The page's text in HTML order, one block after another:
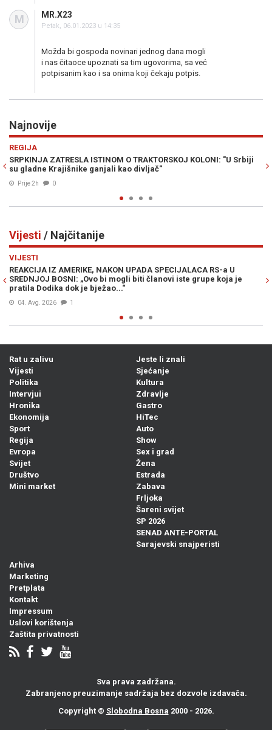
M MR.X23
Petak, 06.01.2023 u 14:35
Možda bi gospoda novinari jednog dana mogli
i nas čitaoce upoznati sa tim ugovorima, sa već
potpisanim kao i sa onima koji čekaju potpis.
Najnovije
Srbiji
RAT U ZALIVU
NUKLEARNA OPCIJA NA STOLU: Wilkerson upozorava na
katastrofalan scenario u ratu sa Iranom
Prije 2h
Vijesti / Najčitanije
je
VIJESTI
MUK U MOSTARU: Članica Predsjedništva Bosne i
Željka Cvijanović vojno-redarstvenu akciju „Oluja“ nazvala
„zločinačkom“, očekuje se reakcija iz Zagreba...
04. Avg. 2026
Rat u zalivu
Vijesti
Politika
Intervjui
Hronika
Ekonomija
Sport
Regija
Evropa
Svijet
Društvo
Mini market
Jeste li znali
Sjećanje
Kultura
Zdravlje
Gastro
HiTec
Auto
Show
Sex i grad
Žena
Estrada
Zabava
Frljoka
Šareni svijet
SP 2026
SENAD ANTE-PORTAL
Sarajevski snajperisti
Arhiva
Marketing
Pretplata
Kontakt
Impressum
Uslovi korištenja
Zaštita privatnosti
Sva prava zadržana.
Zabranjeno preuzimanje sadržaja bez dozvole izdavača.
Copyright © Slobodna Bosna 2000 - 2026.